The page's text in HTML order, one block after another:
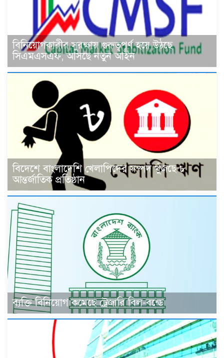
বিনিয়োগকারীর সুরক্ষায় গুরুত্বপূর্ণ হয়ে উঠছে
সিএমএসএফ, আসছে নতুন আইন
বিদেশে বাংলাদেশি খেলাপিদের সম্পদ খুঁজছে ৮
আন্তর্জাতিক প্রতিষ্ঠান
ব্যক্তি বিনিয়োগ কমেছে ট্রেজারি বিল-বন্ডে